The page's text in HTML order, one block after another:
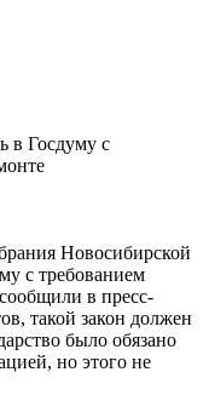
в Госдуму с
Новосибирской
с требованием
в пресс-
такой закон должен
было обязано
но этого не